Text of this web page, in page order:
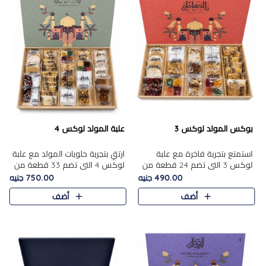
بوكس المولد لوكس 3
استمتع بتجربة فاخرة مع علبة
لوكس 3 التي تضم 24 قطعة من
أشهر حلويات المولد الشرقية
المختارة بعناية. تحتوي التشكيلة
على الجزرية بالفول، والملب..
490.00 جنيه
أضف
علبة المولد لوكس 4
ارتقِ بتجربة حلويات المولد مع علبة
لوكس 4 التي تضم 33 قطعة من
تشكيلة فاخرة ومتنوعة من أشهر
الأصناف الشرقية. تحتوي العلبة على
الجزرية بالفول،..
750.00 جنيه
أضف